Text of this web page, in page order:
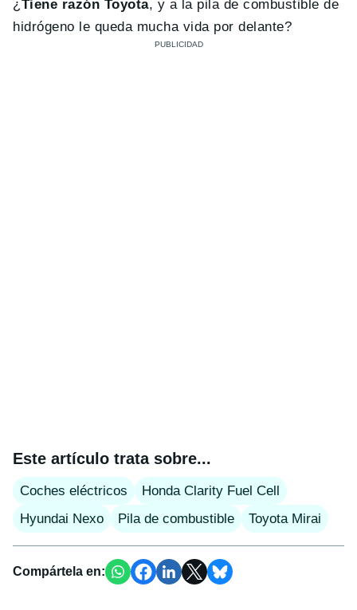
¿Tiene razón Toyota, y a la pila de combustible de
hidrógeno le queda mucha vida por delante?
Este artículo trata sobre...
Coches eléctricos
Honda Clarity Fuel Cell
Hyundai Nexo
Pila de combustible Toyota Mirai
Compártela en: